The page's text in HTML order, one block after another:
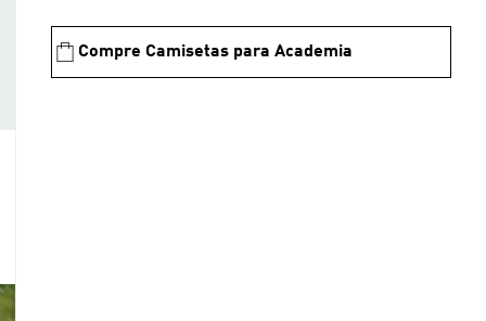
Compre Camisetas para Academia